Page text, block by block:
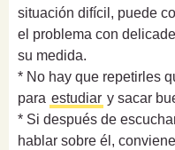
situación difícil, puede
el problema con
su medida.
* No hay que repetirles
para estudiar y sacar
* Si después de
hablar sobre él,